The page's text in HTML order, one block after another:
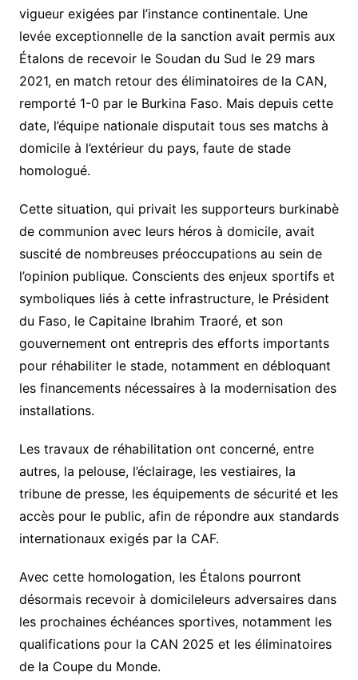
vigueurexigées par l’instance continentale. Une
levée exceptionnelle de la sanction avait permis aux
Étalonsde recevoir le Soudan du Sud le 29 mars
2021, en match retour des éliminatoires de la CAN,
remporté 1-0 par le Burkina Faso. Mais depuis cette
date, l’équipe nationale disputait tous ses matchs à
domicile à l’extérieur du pays, faute de stade
homologué.
Cette situation, qui privait les supporteurs burkinabè
de communion avec leurs héros à domicile, avait
suscité de nombreuses préoccupations au sein de
l’opinion publique. Conscients des enjeux sportifs et
symboliques liés à cette infrastructure, le Président
du Faso, le Capitaine Ibrahim Traoré, et son
gouvernement ont entrepris des efforts importants
pour réhabiliter le stade, notamment en débloquant
les financements nécessaires à la modernisation des
installations.
Les travaux de réhabilitation ont concerné, entre
autres, la pelouse, l’éclairage, les vestiaires, la
tribune de presse, les équipements de sécurité et les
accès pour le public, afin de répondre aux standards
internationaux exigés par la CAF.
Avec cette homologation, les Étalons pourront
désormais recevoir à domicileleurs adversaires dans
les prochaines échéances sportives, notamment les
qualifications pour la CAN 2025 et les éliminatoires
de la Coupe du Monde.